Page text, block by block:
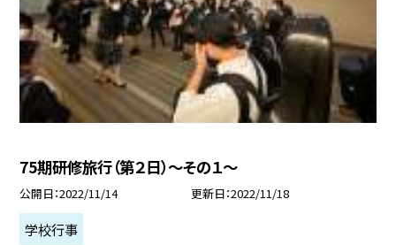
75期研修旅行（第２日）〜その１〜
公開日 2022/11/14 更新日 2022/11/18
学校行事